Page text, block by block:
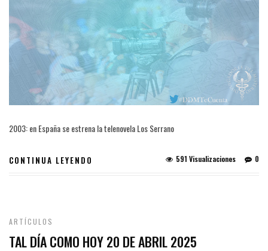
2003: en España se estrena la telenovela Los Serrano
CONTINUA LEYENDO 0
591 Visualizaciones
ARTÍCULOS
TAL DÍA COMO HOY 20 DE ABRIL 2025